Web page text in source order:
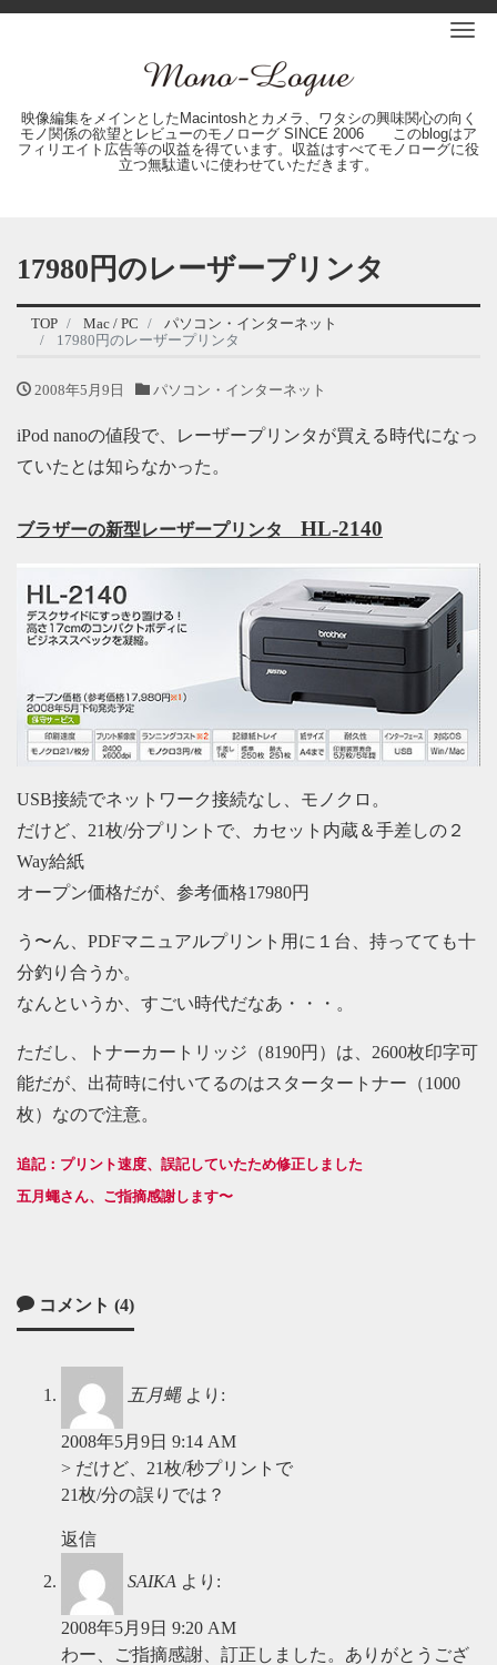
映像編集をメインとしたMacintoshとカメラ、ワタシの興味関心の向く
モノ関係の欲望とレビューのモノローグ SINCE 2006 このblogはア
フィリエイト広告等の収益を得ています。収益はすべてモノローグに役
立つ無駄遣いに使わせていただきます。
17980円のレーザープリンタ
TOP Mac / PC
パソコン・インターネット
17980円のレーザープリンタ
2008年5月9日 パソコン・インターネット
iPod nanoの値段で、レーザープリンタが買える時代になっ
ていたとは知らなかった。
ブラザーの新型レーザープリンタ HL-2140
USB接続でネットワーク接続なし、モノクロ。
だけど、21枚/分プリントで、カセット内蔵＆手差しの２
Way給紙
オープン価格だが、参考価格17980円
う〜ん、PDFマニュアルプリント用に１台、持ってても十
分釣り合うか。
なんというか、すごい時代だなあ・・・。
ただし、トナーカートリッジ（8190円）は、2600枚印字可
能だが、出荷時に付いてるのはスタータートナー（1000
枚）なので注意。
追記：プリント速度、誤記していたため修正しました
五月蠅さん、ご指摘感謝します〜
コメント (4)
五月蝿 より:
2008年5月9日 9:14 AM
> だけど、21枚/秒プリントで
21枚/分の誤りでは？
返信
SAIKA より:
2008年5月9日 9:20 AM
わー、ご指摘感謝、訂正しました。ありがとうござ